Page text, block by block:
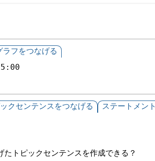
ラフをつなげる
ックセンテンスをつなげる
ステートメント
ピックセンテンスを作成できる？